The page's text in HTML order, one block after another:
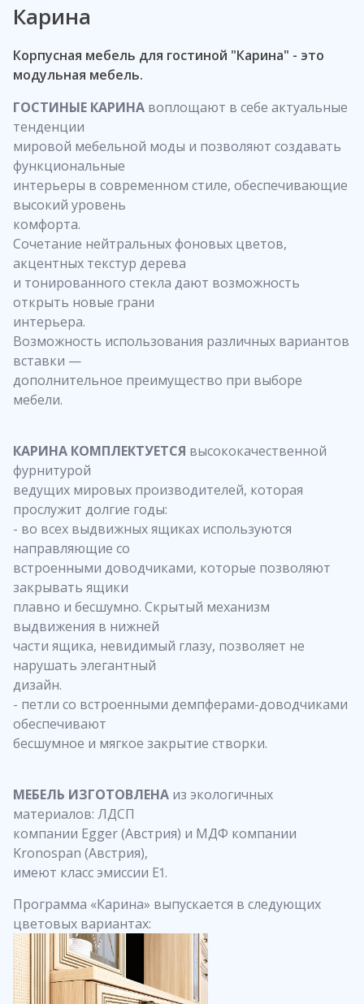
Карина
Корпусная мебель для гостиной "Карина" - это
модульная мебель.
ГОСТИНЫЕ КАРИНА воплощают в себе актуальные
тенденции
мировой мебельной моды и позволяют создавать
функциональные
интерьеры в современном стиле, обеспечивающие
высокий уровень
комфорта.
Сочетание нейтральных фоновых цветов,
акцентных текстур дерева
и тонированного стекла дают возможность
открыть новые грани
интерьера.
Возможность использования различных вариантов
вставки —
дополнительное преимущество при выборе
мебели.
КАРИНА КОМПЛЕКТУЕТСЯ высококачественной
фурнитурой
ведущих мировых производителей, которая
прослужит долгие годы:
- во всех выдвижных ящиках используются
направляющие со
встроенными доводчиками, которые позволяют
закрывать ящики
плавно и бесшумно. Скрытый механизм
выдвижения в нижней
части ящика, невидимый глазу, позволяет не
нарушать элегантный
дизайн.
- петли со встроенными демпферами-доводчиками
обеспечивают
бесшумное и мягкое закрытие створки.
МЕБЕЛЬ ИЗГОТОВЛЕНА из экологичных
материалов: ЛДСП
компании Egger (Австрия) и МДФ компании
Kronospan (Австрия),
имеют класс эмиссии Е1.
Программа «Карина» выпускается в следующих
цветовых вариантах: